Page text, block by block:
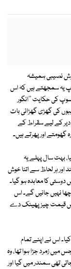
نصیبی ہمیشہ
یہ سمجھتے ہیں کہ اس
کی حکایت ''انگور
کی گھڑی گھڑائی بات
دیر کے لیے سقراط کے
گھومتے اور پھرتے ہیں۔
بہت سال پہلے یہ
اور ہر لحاظ سے اتنا خوش
کا معاہدہ ہو گیا۔
نہیں جانیں گے۔ اس
قیمت چیز پھینک دے
اس نے اپنے تمام
میں زمرد جڑا ہوا تھا، وہ
تھی سمندر میں گیا اور